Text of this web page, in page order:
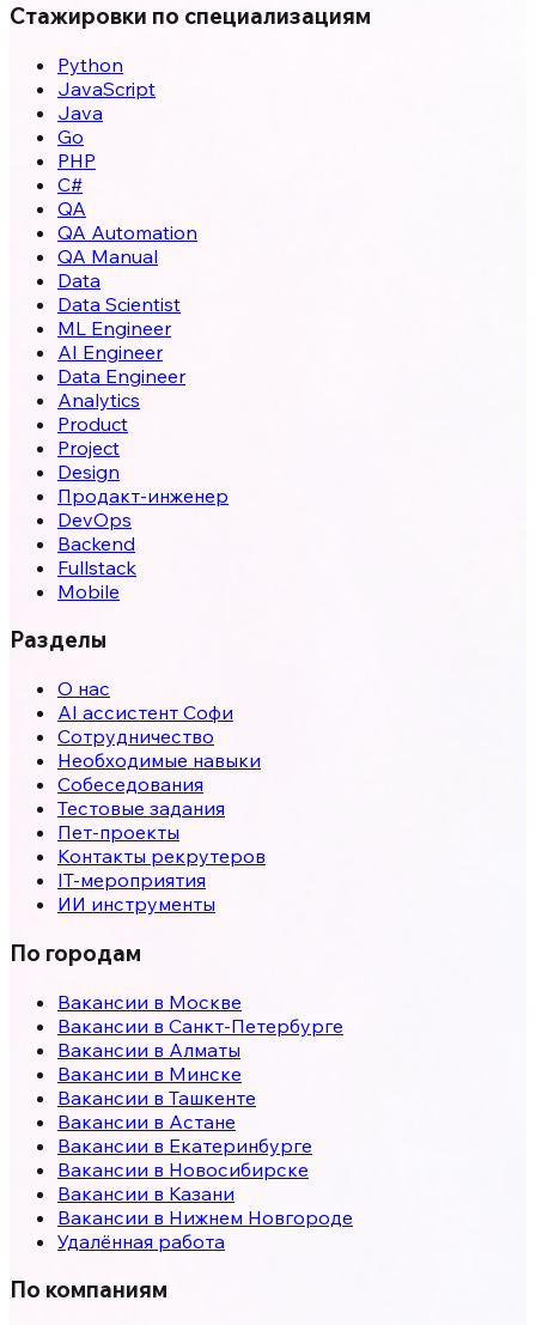
Стажировки по специализациям
Python
JavaScript
Java
Go
PHP
C#
QA
QA Automation
QA Manual
Data
Data Scientist
ML Engineer
AI Engineer
Data Engineer
Analytics
Product
Project
Design
Продакт-инженер
DevOps
Backend
Fullstack
Mobile
Разделы
О нас
AI ассистент Софи
Сотрудничество
Необходимые навыки
Собеседования
Тестовые задания
Пет-проекты
Контакты рекрутеров
IT-мероприятия
ИИ инструменты
По городам
Вакансии в Москве
Вакансии в Санкт-Петербурге
Вакансии в Алматы
Вакансии в Минске
Вакансии в Ташкенте
Вакансии в Астане
Вакансии в Екатеринбурге
Вакансии в Новосибирске
Вакансии в Казани
Вакансии в Нижнем Новгороде
Удалённая работа
По компаниям